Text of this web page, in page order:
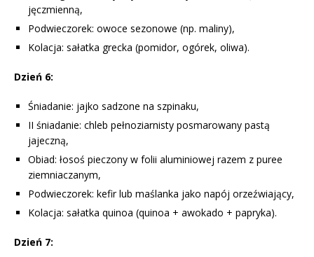
jęczmienną,
Podwieczorek: owoce sezonowe (np. maliny),
Kolacja: sałatka grecka (pomidor, ogórek, oliwa).
Dzień 6:
Śniadanie: jajko sadzone na szpinaku,
II śniadanie: chleb pełnoziarnisty posmarowany pastą
jajeczną,
Obiad: łosoś pieczony w folii aluminiowej razem z puree
ziemniaczanym,
Podwieczorek: kefir lub maślanka jako napój orzeźwiający,
Kolacja: sałatka quinoa (quinoa + awokado + papryka).
Dzień 7: